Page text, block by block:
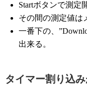
Startボタンで測定
その間の測定値は
一番下の、
出来る。
タイマー割り込